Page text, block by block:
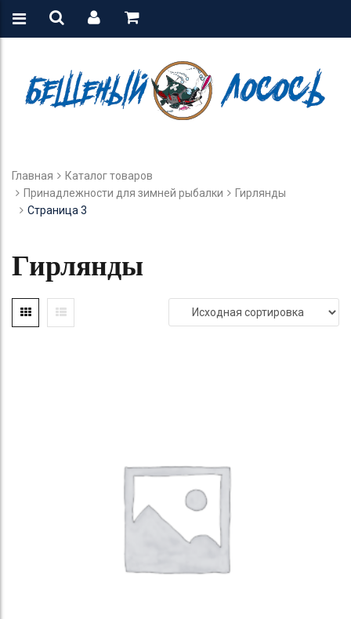
Главная
Каталог товаров
Принадлежности для зимней рыбалки
Гирлянды
Страница 3
Гирлянды